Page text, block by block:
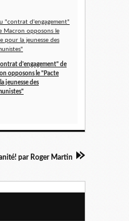
d'engagement" de
opposons le "Pacte
jeunesse des
par Roger Martin